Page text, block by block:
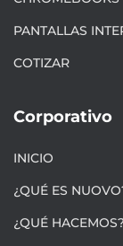
PANTALLAS
COTIZAR
Corporativo
INICIO
¿QUÉ ES
¿QUÉ HACEMOS?